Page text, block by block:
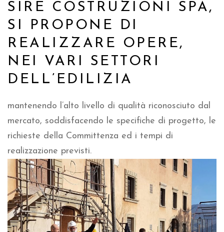
SIRE COSTRUZIONI SPA,
SI PROPONE DI
REALIZZARE OPERE,
NEI VARI SETTORI
DELL’EDILIZIA
mantenendo l’alto livello di qualità riconosciuto dal
mercato, soddisfacendo le specifiche di progetto, le
richieste della Committenza ed i tempi di
realizzazione previsti.